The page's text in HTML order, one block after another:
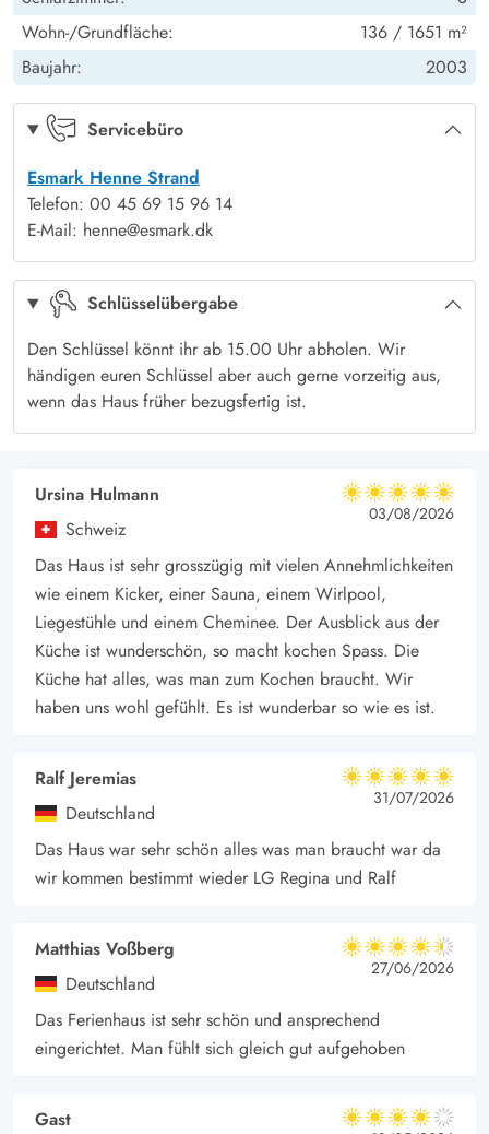
Nach einem wunderschönen Urlaubstag könnt Ihr in den 3
Schlafzimmern des Ferienhauses eine geruhsame Nacht
genießen.
Erholung – mit Spa und Sauna
ausgestattet, beide mit Fußbodenheizung. Und vor allem in
einem Badezimmer könnt Ihr entspannende Momente
genießen, sowohl in der Wärme des sprudelnden Wassers des
Whirlpools als auch in der Sauna des Ferienhauses.
Dieses Ferienhaus verfügt über eine Waschmaschine als auch
ein Trockner, die sich während Ihres Aufenthalts um euere
Wäsche kümmern können.
Schöne Terrasse mit Gartenmöbeln, Sonnenliegen und Grill
Der großen, teilweise überdeckten Terrasse ermöglicht es euch
Gartenmöbeln und Sonnenliegen zurücklehnen könnt, während
Ihr die Sonne und die frische Luft genießt. Abends könnt Ihr
köstliches Abendessen auf dem Gasgrill zubereitet.
Nah an der Nordsee
Das Ferienhaus am Rævestien 13 befindet sich in Henneby, nur
2 Km von der schönen Nordsee mit ihren schönen und breiten
Sandstränden entfernt. In Henne Strand, das Touristenort direkt
Boutique laden, Restaurants und einen Supermarkt, wo Ihr
eurem Einkaufe erledigen könnt.
Die übrige Gegend bietet viele Naturerlebnisse mit Heidekraut,
Wald und Plantagen, die beim Wandern, Radfahren,
Mountainbiken, Reiten oder beim Golfen erlebt werden
Wohn-/Grundfläche:
136 / 1651 m²
Baujahr:
2003
Servicebüro
Esmark Henne Strand
Telefon: 00 45 69 15 96 14
E-Mail: henne@esmark.dk
Schlüsselübergabe
Den Schlüssel könnt ihr ab 15.00 Uhr abholen. Wir
händigen euren Schlüssel aber auch gerne vorzeitig aus,
wenn das Haus früher bezugsfertig ist.
Ursina Hulmann
Schweiz
5 von 5
5 von 5
5 out of 5
03/08/2026
Das Haus ist sehr grosszügig mit vielen Annehmlichkeiten
wie einem Kicker, einer Sauna, einem Wirlpool,
Liegestühle und einem Cheminee. Der Ausblick aus der
Küche ist wunderschön, so macht kochen Spass. Die
Küche hat alles, was man zum Kochen braucht. Wir
haben uns wohl gefühlt. Es ist wunderbar so wie es ist.
Ralf Jeremias
Deutschland
5 von 5
5 von 5
5 out of 5
31/07/2026
Das Haus war sehr schön alles was man braucht war da
wir kommen bestimmt wieder LG Regina und Ralf
Matthias Voßberg
Deutschland
4.5 von 5
4.5 von 5
4.5 out of 5
27/06/2026
Das Ferienhaus ist sehr schön und ansprechend
eingerichtet. Man fühlt sich gleich gut aufgehoben
Gast
4 von 5